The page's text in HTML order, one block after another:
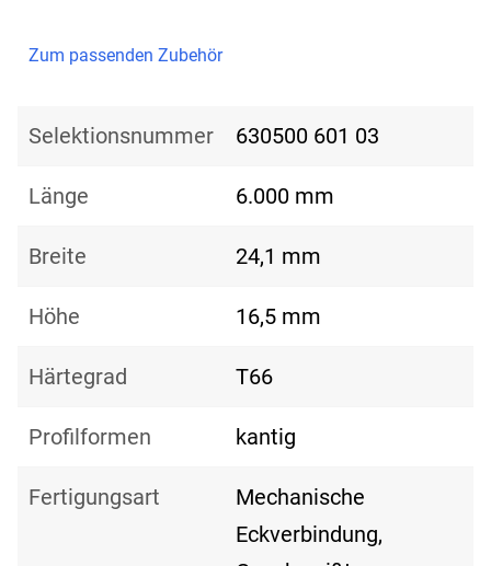
Zum passenden Zubehör
Selektionsnummer 630500 601 03
Länge 6.000 mm
Breite 24,1 mm
Höhe 16,5 mm
Härtegrad T66
Profilformen kantig
Fertigungsart
Mechanische
Eckverbindung,